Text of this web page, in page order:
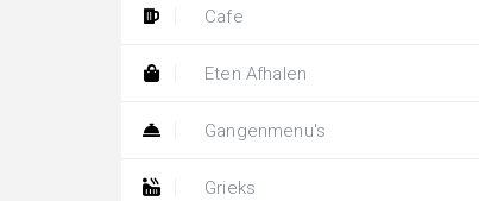
Cafe
Eten Afhalen
Gangenmenu's
Grieks